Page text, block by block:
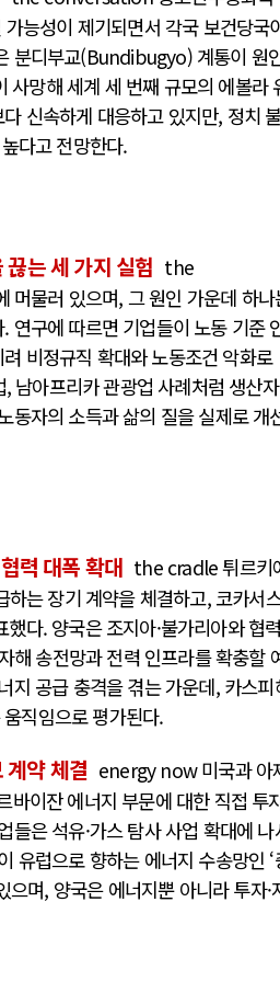
능성이 제기되면서 각국 보건당국
분디부교(Bundibugyo) 계통이 원
망해 세계 세 번째 규모의 에볼라
신속하게 대응하고 있지만, 정치
다고 전망한다.
는 세 가지 실험 the
물러 있으며, 그 원인 가운데 하나
연구에 따르면 기업들이 노동 기준
비정규직 확대와 노동조건 악화로
남아프리카 관광업 사례처럼 생산자
동자의 소득과 삶의 질을 실제로 개
력 대폭 확대 the cradle 튀르키
는 장기 계약을 체결하고, 코카서
다. 양국은 조지아·불가리아와 협력
해 송전망과 전력 인프라를 확충할
지 공급 충격을 겪는 가운데, 카스피
직임으로 평가된다.
약 체결 energy now 미국과 아
바이잔 에너지 부문에 대한 직접 투
은 석유·가스 탐사 사업 확대에 나
유럽으로 향하는 에너지 수송망인 ‘
며, 양국은 에너지뿐 아니라 투자·